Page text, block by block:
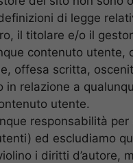
di legge
il titolare e/o il
contenuto utente,
offesa scritta,
in relazione a
utente.
responsabilità
ed escludiamo
i diritti d’autore,